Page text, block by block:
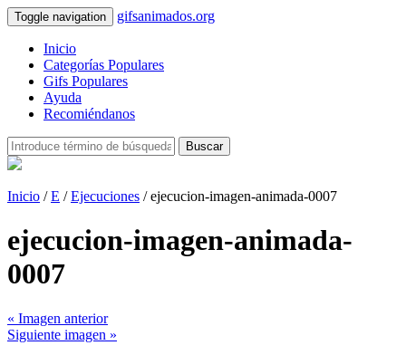
Toggle navigation gifsanimados.org
Inicio
Categorías Populares
Gifs Populares
Ayuda
Recomiéndanos
Buscar
Inicio /E /Ejecuciones / ejecucion-imagen-animada-0007
ejecucion-imagen-animada-
0007
« Imagen anterior
Siguiente imagen »